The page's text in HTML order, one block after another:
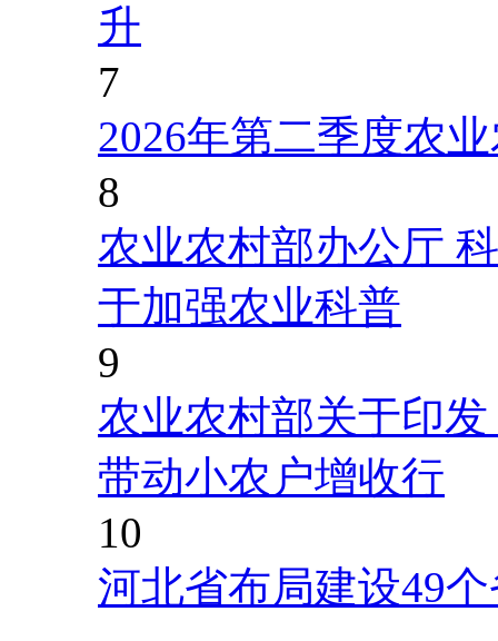
升
7
2026年第二季度农
8
农业农村部办公厅
于加强农业科普
9
农业农村部关于印
带动小农户增收行
10
河北省布局建设49